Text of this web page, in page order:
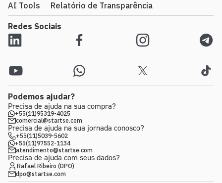
AI Tools
Relatório de Transparência
Redes Sociais
Podemos ajudar?
Precisa de ajuda na sua compra?
+55(11)95319-4025
comercial@startse.com
Precisa de ajuda na sua jornada conosco?
+55(11)5039-5602
+55(11)97552-1134
atendimento@startse.com
Precisa de ajuda com seus dados?
Rafael Ribeiro (DPO)
dpo@startse.com